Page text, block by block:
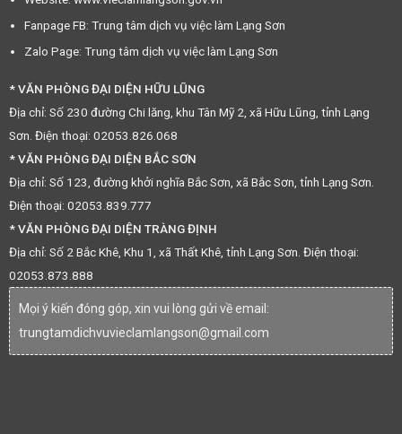
Fanpage FB: Trung tâm dịch vụ việc làm Lạng Sơn
Zalo Page: Trung tâm dịch vụ việc làm Lạng Sơn
* VĂN PHÒNG ĐẠI DIỆN HỮU LŨNG
Địa chỉ: Số 230 đường Chi lăng, khu Tân Mỹ 2, xã Hữu Lũng, tỉnh Lạng
Sơn. Điện thoại: 02053.826.068
* VĂN PHÒNG ĐẠI DIỆN BẮC SƠN
Địa chỉ: Số 123, đường khởi nghĩa Bắc Sơn, xã Bắc Sơn, tỉnh Lạng Sơn.
Điện thoại: 02053.839.777
* VĂN PHÒNG ĐẠI DIỆN TRÀNG ĐỊNH
Địa chỉ: Số 2 Bắc Khê, Khu 1, xã Thất Khê, tỉnh Lạng Sơn. Điện thoại:
02053.873.888
Mọi ý kiến đóng góp, xin vui lòng gửi về email:
trungtamdichvuvieclamlangson@gmail.com